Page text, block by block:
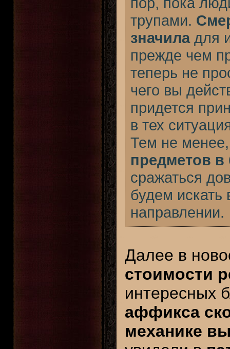
трупами.
значиладля
прежде чем
теперь не
чего вы
придется
в тех
Тем не
предметов
сражаться
будем
направлении.
Далее в
стоимости
интересных
аффикса
механике